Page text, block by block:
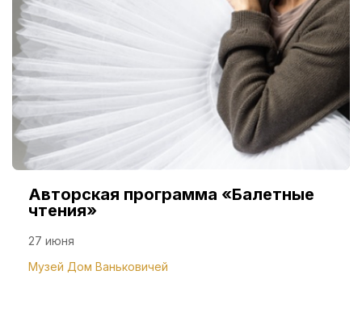
Авторская программа «Балетные
чтения»
27 июня
Музей Дом Ваньковичей